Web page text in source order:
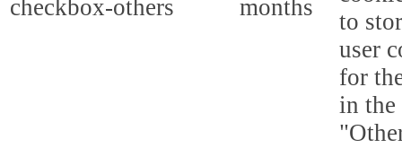
checkbox-others
months
to
user
for
in the